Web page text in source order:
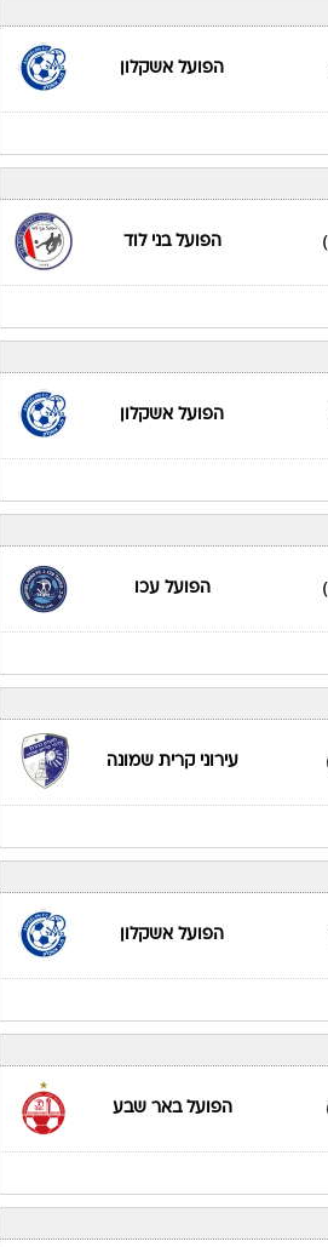
הפועל אשקלון
הפועל בני לוד
הפועל אשקלון
הפועל עכו
עירוני קרית שמונה
הפועל אשקלון
הפועל באר שבע